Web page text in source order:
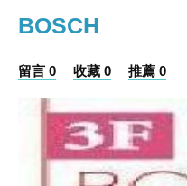
BOSCH
留言 0 收藏 0 推薦 0